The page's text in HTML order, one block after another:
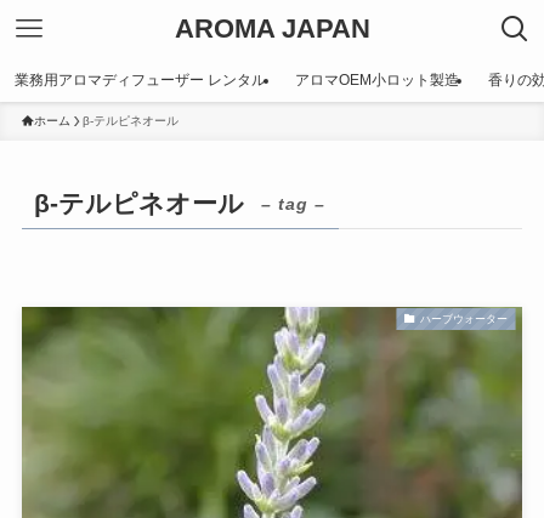
AROMA JAPAN
業務用アロマディフューザー レンタル アロマOEM小ロット製造 香りの
ホーム β-テルピネオール
β-テルピネオール – tag –
ハーブウォーター